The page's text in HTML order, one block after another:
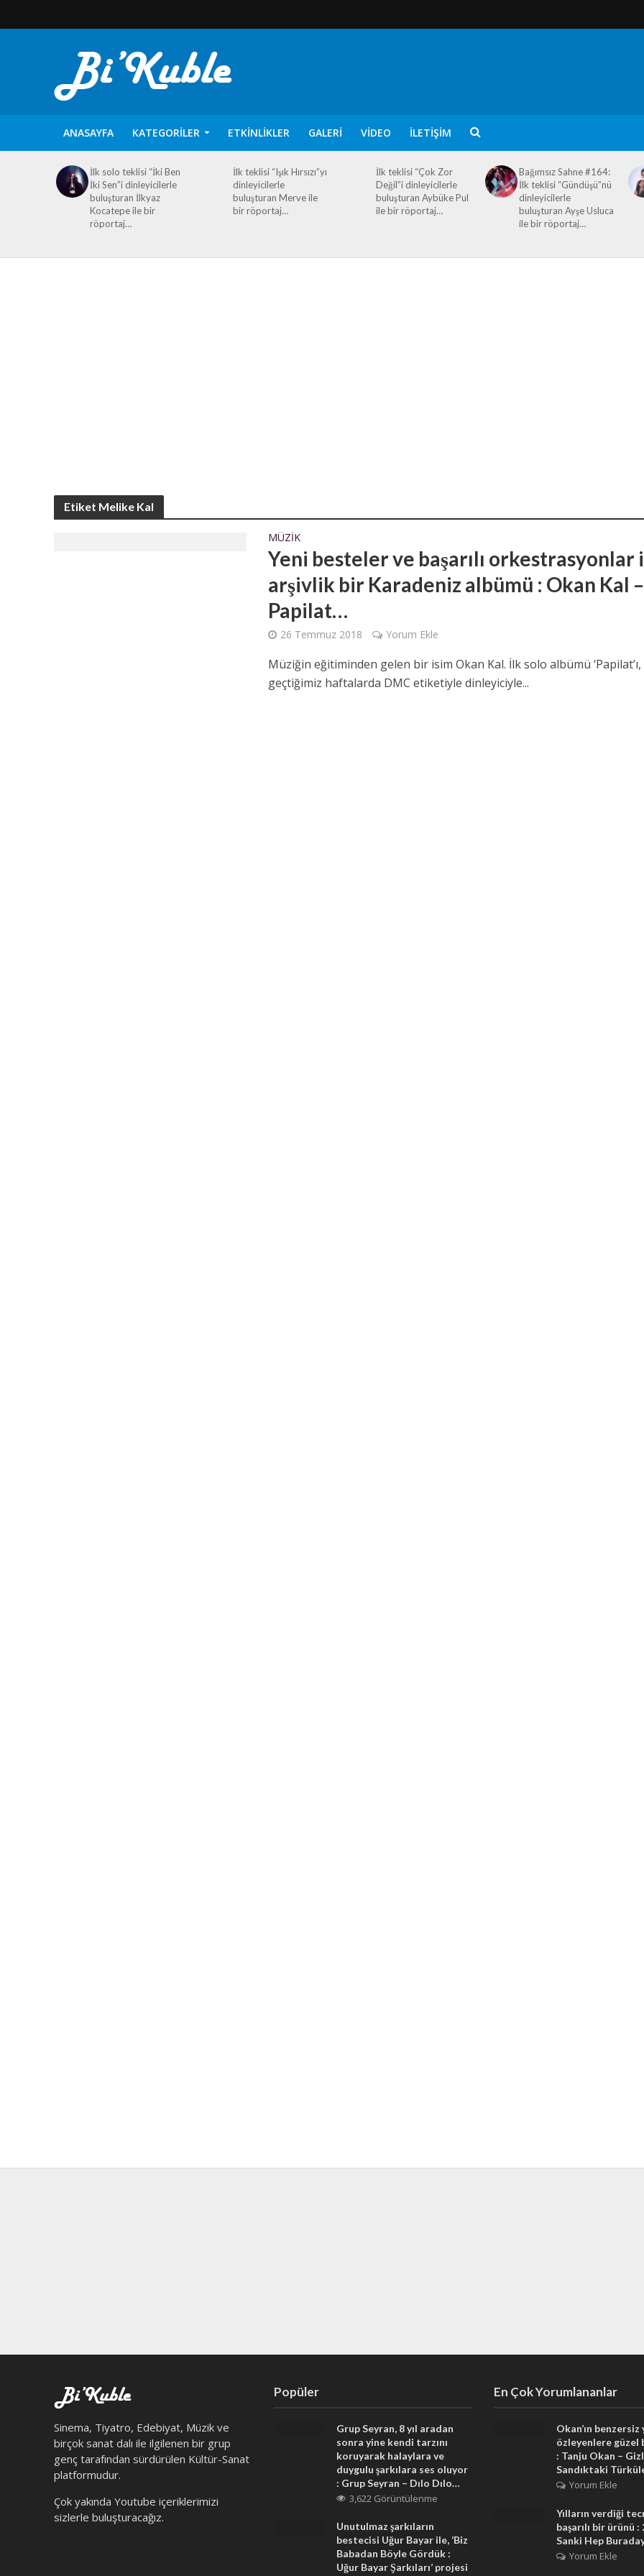
ANASAYFA KATEGORILER ETKINLIKLER GALERI VIDEO İLETIŞIM
İlk solo teklisi “İki Ben
İki Sen”i dinleyicilerle
buluşturan İlkyaz
Kocatepe ile bir
röportaj…
İlk teklisi “Işık Hırsızı”yı
dinleyicilerle
buluşturan Merve ile
bir röportaj…
İlk teklisi “Çok Zor
Değil”i dinleyicilerle
buluşturan Aybüke Pul
ile bir röportaj…
Bağımsız Sahne #164:
İlk teklisi “Gündüşü”nü
dinleyicilerle
buluşturan Ayşe Usluca
ile bir röportaj…
Etiket Melike Kal
MÜZIK
Yeni besteler ve başarılı orkestrasyonlar
arşivlik bir Karadeniz albümü : Okan Kal –
Papilat…
26 Temmuz 2018 Yorum Ekle
Müziğin eğitiminden gelen bir isim Okan Kal. İlk solo albümü ‘Papilat’ı,
geçtiğimiz haftalarda DMC etiketiyle dinleyiciyle...
Sinema, Tiyatro, Edebiyat, Müzik ve
birçok sanat dalı ile ilgilenen bir grup
genç tarafından sürdürülen Kültür-Sanat
platformudur.
Çok yakında Youtube içeriklerimizi
sizlerle buluşturacağız.
Popüler
Grup Seyran, 8 yıl aradan
sonra yine kendi tarzını
koruyarak halaylara ve
duygulu şarkılara ses oluyor
: Grup Seyran – Dılo Dılo…
3,622 Görüntülenme
Unutulmaz şarkıların
bestecisi Uğur Bayar ile, ‘Biz
Babadan Böyle Gördük :
Uğur Bayar Şarkıları’ projesi
En Çok Yorumlananlar
Okan’ın
özleyenlere güzel
: Tanju Okan –
Sandıktaki
Yorum Ekle
Yılların verdiği
başarılı bir ürünü
Sanki Hep
Yorum Ekle